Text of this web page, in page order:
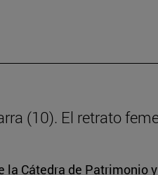
(10). El retrato
la Cátedra de Patrimonio